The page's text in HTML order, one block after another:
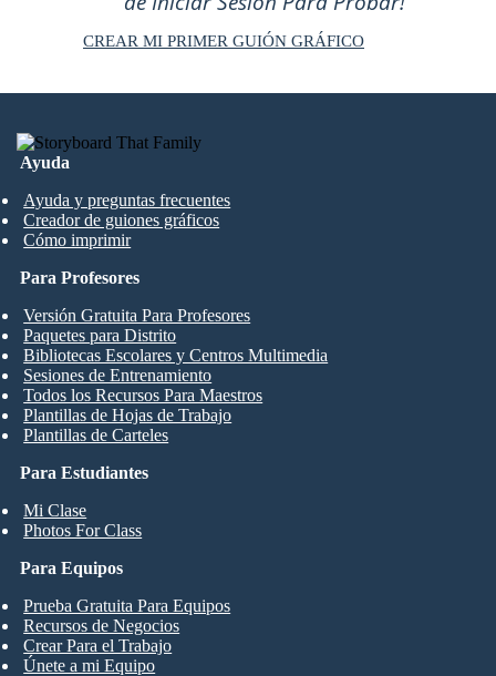
CREAR MI PRIMER GUIÓN GRÁFICO
Ayuda
Ayuda y preguntas frecuentes
Creador de guiones gráficos
Cómo imprimir
Para Estudiantes
Mi Clase
Photos For Class
Para Profesores
Versión Gratuita Para Profesores
Paquetes para Distrito
Bibliotecas Escolares y Centros Multimedia
Sesiones de Entrenamiento
Todos los Recursos Para Maestros
Plantillas de Hojas de Trabajo
Plantillas de Carteles
Para Equipos
Prueba Gratuita Para Equipos
Recursos de Negocios
Crear Para el Trabajo
Únete a mi Equipo